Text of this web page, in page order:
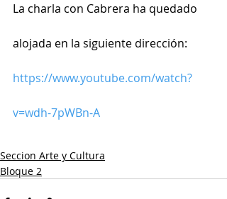
La charla con Cabrera ha quedado
alojada en la siguiente dirección:
https://www.youtube.com/watch?
v=wdh-7pWBn-A
Seccion Arte y Cultura
Bloque 2